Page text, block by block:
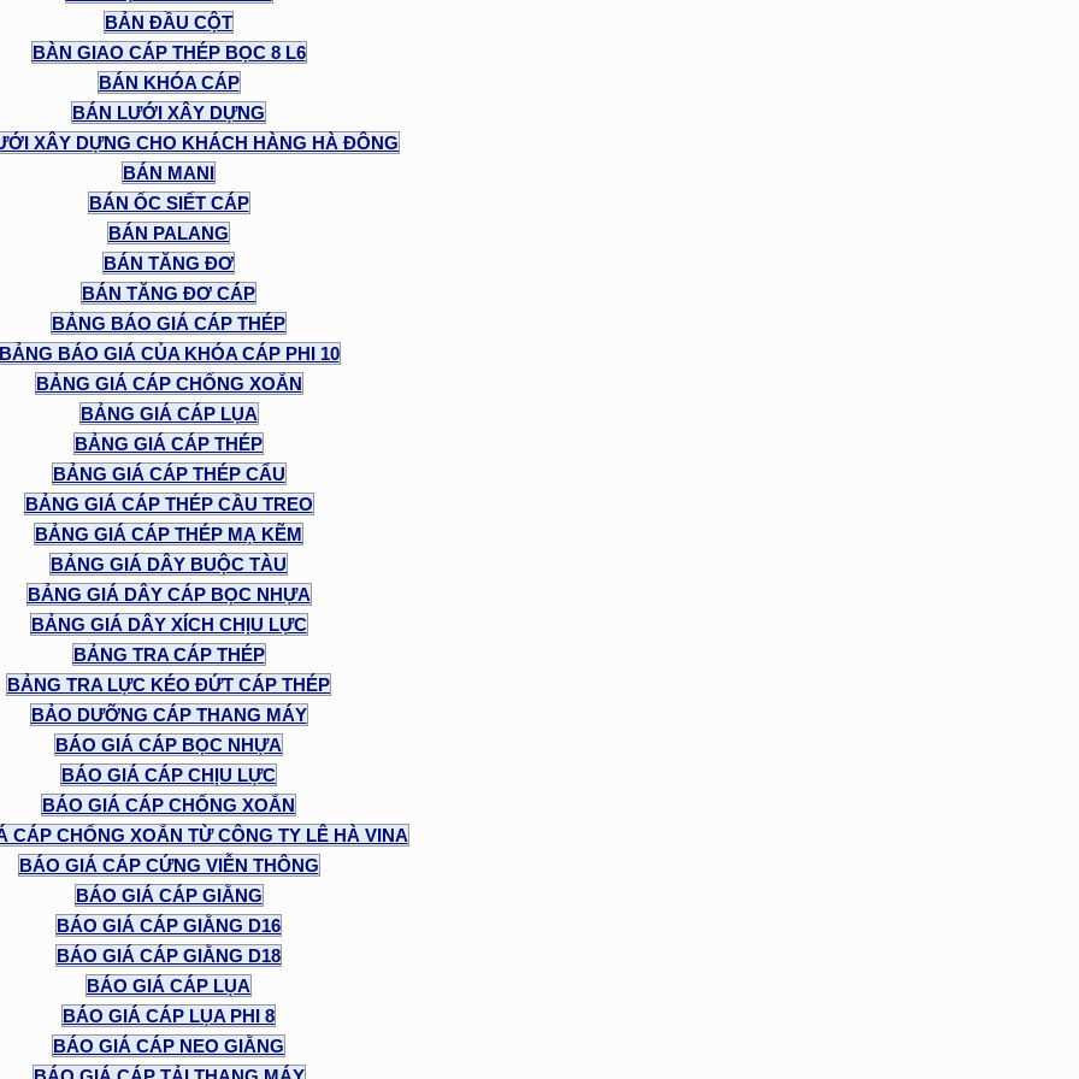
BẢN ĐẦU CỘT
BÀN GIAO CÁP THÉP BỌC 8 L6
BÁN KHÓA CÁP
BÁN LƯỚI XÂY DỰNG
XÂY DỰNG CHO KHÁCH HÀNG HÀ ĐÔNG
BÁN MANI
BÁN ỐC SIẾT CÁP
BÁN PALANG
BÁN TĂNG ĐƠ
BÁN TĂNG ĐƠ CÁP
BẢNG BÁO GIÁ CÁP THÉP
BẢNG BÁO GIÁ CỦA KHÓA CÁP PHI 10
BẢNG GIÁ CÁP CHỐNG XOẮN
BẢNG GIÁ CÁP LỤA
BẢNG GIÁ CÁP THÉP
BẢNG GIÁ CÁP THÉP CẨU
BẢNG GIÁ CÁP THÉP CẦU TREO
BẢNG GIÁ CÁP THÉP MẠ KẼM
BẢNG GIÁ DÂY BUỘC TÀU
BẢNG GIÁ DÂY CÁP BỌC NHỰA
BẢNG GIÁ DÂY XÍCH CHỊU LỰC
BẢNG TRA CÁP THÉP
BẢNG TRA LỰC KÉO ĐỨT CÁP THÉP
BẢO DƯỠNG CÁP THANG MÁY
BÁO GIÁ CÁP BỌC NHỰA
BÁO GIÁ CÁP CHỊU LỰC
BÁO GIÁ CÁP CHỐNG XOẮN
CÁP CHỐNG XOẮN TỪ CÔNG TY LÊ HÀ VINA
BÁO GIÁ CÁP CỨNG VIỄN THÔNG
BÁO GIÁ CÁP GIẰNG
BÁO GIÁ CÁP GIẰNG D16
BÁO GIÁ CÁP GIẰNG D18
BÁO GIÁ CÁP LỤA
BÁO GIÁ CÁP LỤA PHI 8
BÁO GIÁ CÁP NEO GIẰNG